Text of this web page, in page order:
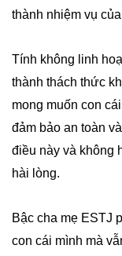
thành nhiệm vụ
Tính không linh
thành thách thức
mong muốn con
đảm bảo an toàn
điều này và không
hài lòng.
Bậc cha mẹ ESTJ
con cái mình mà